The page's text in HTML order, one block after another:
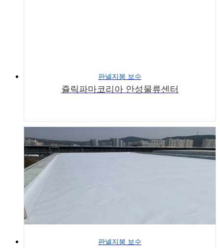
판넬지붕 보수
쥴릭파마코리아 안성물류센터
판넬지붕 보수